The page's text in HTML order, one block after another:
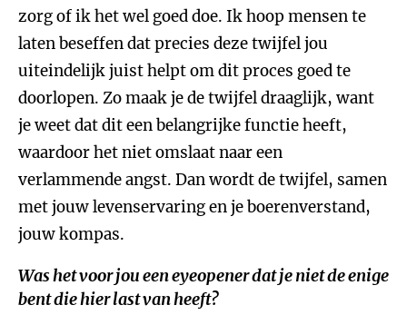
zorg of ik het wel goed doe. Ik hoop mensen te
laten beseffen dat precies deze twijfel jou
uiteindelijk juist helpt om dit proces goed te
doorlopen. Zo maak je de twijfel draaglijk, want
je weet dat dit een belangrijke functie heeft,
waardoor het niet omslaat naar een
verlammende angst. Dan wordt de twijfel, samen
met jouw levenservaring en je boerenverstand,
jouw kompas.
Was het voor jou een eyeopener dat je niet de enige
bent die hier last van heeft?